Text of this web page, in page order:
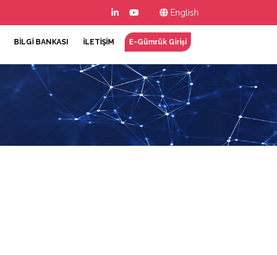
English
BİLGİ BANKASI İLETİŞİM E-Gümrük Girişi